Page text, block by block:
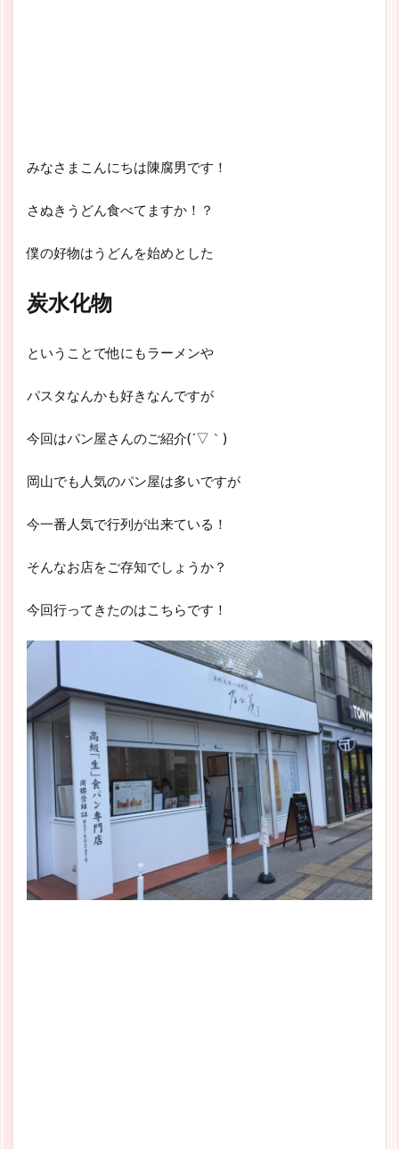
みなさまこんにちは陳腐男です！
さぬきうどん食べてますか！？
僕の好物はうどんを始めとした
炭水化物
ということで他にもラーメンや
パスタなんかも好きなんですが
今回はパン屋さんのご紹介(´▽｀)
岡山でも人気のパン屋は多いですが
今一番人気で行列が出来ている！
そんなお店をご存知でしょうか？
今回行ってきたのはこちらです！